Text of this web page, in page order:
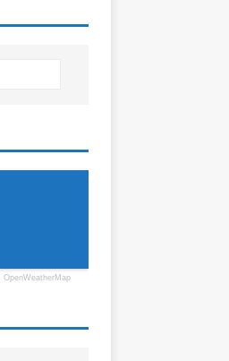
OpenWeatherMap